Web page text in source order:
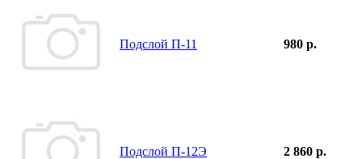
Подслой П-11 980 р.
Подслой П-12Э 2 860 р.